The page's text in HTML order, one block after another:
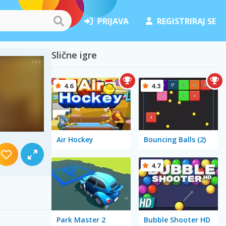
PRIJAVA REGISTRIRAJ SE
Slične igre
Air Hockey
4.6
Bouncing Balls (2)
4.3
Park Master 2 Bubble Shooter HD
4.7